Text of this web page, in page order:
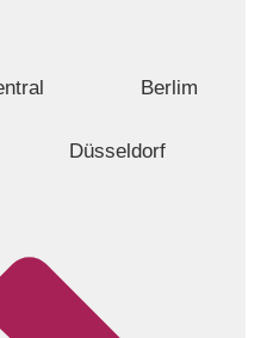
Berlim
Düsseldorf